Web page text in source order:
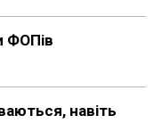
ФОПів
навіть